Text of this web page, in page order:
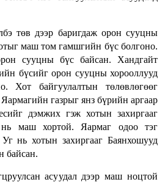
төв дээр баригдаж орон сууцны
маш том гамшгийн бүс болгоно.
сууцны бүс байсан. Хандгайт
бүсийг орон сууцны хорооллууд
Хот байгуулалтын төлөвлөгөөг
газрыг янз бүрийн аргаар
дэмжих гэж хотын захиргааг
нь маш хортой. Яармаг одоо тэг
нь хотын захиргааг Баянхошууд
байсан.
асуудал дээр маш ноцтой